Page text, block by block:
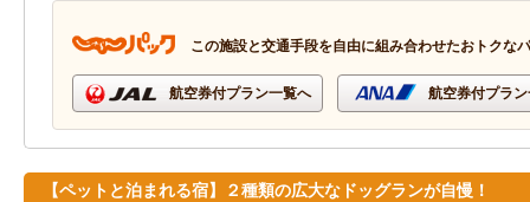
この施設と交通手段を自由に組み合わせたおトクな
航空券付プラン一覧へ 航空券付プラ
【ペットと泊まれる宿】２種類の広大なドッグランが自慢！